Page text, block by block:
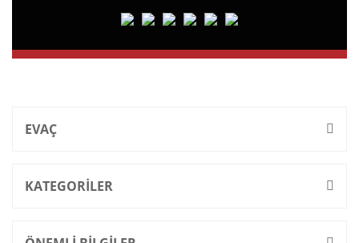
EVAÇ
KATEGORİLER